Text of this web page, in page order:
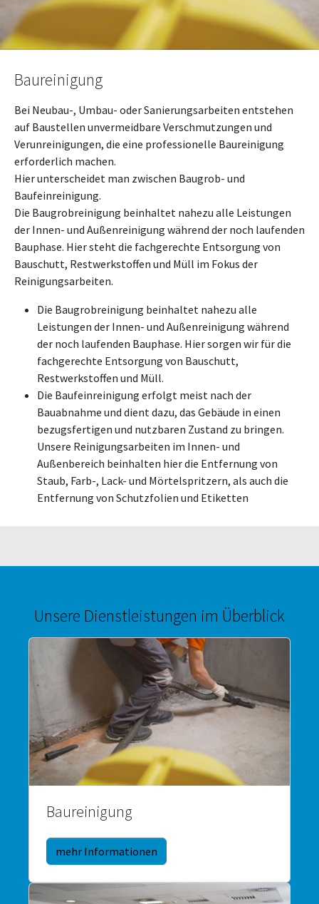
Baureinigung
Bei Neubau-, Umbau- oder Sanierungsarbeiten entstehen
auf Baustellen unvermeidbare Verschmutzungen und
Verunreinigungen, die eine professionelle Baureinigung
erforderlich machen.
Hier unterscheidet man zwischen Baugrob- und
Baufeinreinigung.
Die Baugrobreinigung beinhaltet nahezu alle Leistungen
der Innen- und Außenreinigung während der noch laufenden
Bauphase. Hier steht die fachgerechte Entsorgung von
Bauschutt, Restwerkstoffen und Müll im Fokus der
Reinigungsarbeiten.
Die Baugrobreinigung beinhaltet nahezu alle
Leistungen der Innen- und Außenreinigung während
der noch laufenden Bauphase. Hier sorgen wir für die
fachgerechte Entsorgung von Bauschutt,
Restwerkstoffen und Müll.
Die Baufeinreinigung erfolgt meist nach der
Bauabnahme und dient dazu, das Gebäude in einen
bezugsfertigen und nutzbaren Zustand zu bringen.
Unsere Reinigungsarbeiten im Innen- und
Außenbereich beinhalten hier die Entfernung von
Staub, Farb-, Lack- und Mörtelspritzern, als auch die
Entfernung von Schutzfolien und Etiketten
Unsere Dienstleistungen im Überblick
Baureinigung
mehr Informationen